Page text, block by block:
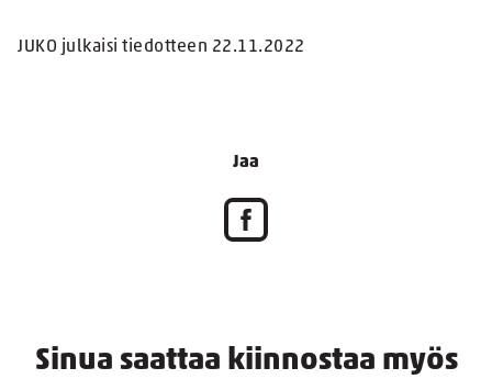
JUKO julkaisi tiedotteen 22.11.2022
Jaa
Sinua saattaa kiinnostaa myös